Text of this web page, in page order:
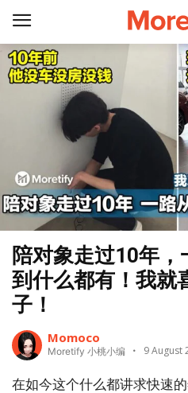
陪对象走过10年
到什么都有！我就
子！
Momoco
Moretify 小桃小编 9 August
在如今这个什么都讲求快速